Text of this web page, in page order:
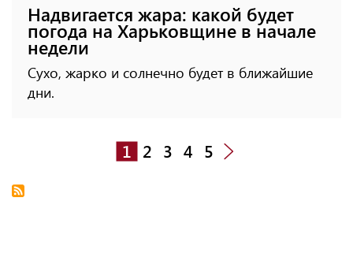
Надвигается жара: какой будет
погода на Харьковщине в начале
недели
Сухо, жарко и солнечно будет в ближайшие
дни.
1 2 3 4 5